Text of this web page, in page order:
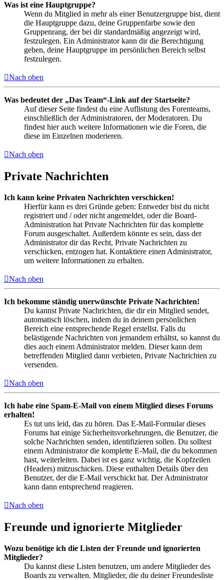
Was ist eine Hauptgruppe?
Wenn du Mitglied in mehr als einer Benutzergruppe bist, dient
die Hauptgruppe dazu, deine Gruppenfarbe sowie den
Gruppenrang, der bei dir standardmäßig angezeigt wird,
festzulegen. Ein Administrator kann dir die Berechtigung
geben, deine Hauptgruppe im persönlichen Bereich selbst
festzulegen.
Nach oben
Was bedeutet der „Das Team“-Link auf der Startseite?
Auf dieser Seite findest du eine Auflistung des Forenteams,
einschließlich der Administratoren, der Moderatoren. Du
findest hier auch weitere Informationen wie die Foren, die
diese im Einzelnen moderieren.
Nach oben
Private Nachrichten
Ich kann keine Privaten Nachrichten verschicken!
Hierfür kann es drei Gründe geben: Entweder bist du nicht
registriert und / oder nicht angemeldet, oder die Board-
Administration hat Private Nachrichten für das komplette
Forum ausgeschaltet. Außerdem könnte es sein, dass der
Administrator dir das Recht, Private Nachrichten zu
verschicken, entzogen hat. Kontaktiere einen Administrator,
um weitere Informationen zu erhalten.
Nach oben
Ich bekomme ständig unerwünschte Private Nachrichten!
Du kannst Private Nachrichten, die dir ein Mitglied sendet,
automatisch löschen, indem du in deinem persönlichen
Bereich eine entsprechende Regel erstellst. Falls du
belästigende Nachrichten von jemandem erhältst, so kannst du
dies auch einem Administrator melden. Dieser kann dem
betreffenden Mitglied dann verbieten, Private Nachrichten zu
versenden.
Nach oben
Ich habe eine Spam-E-Mail von einem Mitglied dieses Forums
erhalten!
Es tut uns leid, das zu hören. Das E-Mail-Formular dieses
Forums hat einige Sicherheitsvorkehrungen, die Benutzer, die
solche Nachrichten senden, identifizieren sollen. Du solltest
einem Administrator die komplette E-Mail, die du bekommen
hast, weiterleiten. Dabei ist es ganz wichtig, die Kopfzeilen
(Headers) mitzuschicken. Diese enthalten Details über den
Benutzer, der die E-Mail verschickt hat. Der Administrator
kann dann entsprechend reagieren.
Nach oben
Freunde und ignorierte Mitglieder
Wozu benötige ich die Listen der Freunde und ignorierten
Mitglieder?
Du kannst diese Listen benutzen, um andere Mitglieder des
Boards zu verwalten. Mitglieder, die du deiner Freundesliste